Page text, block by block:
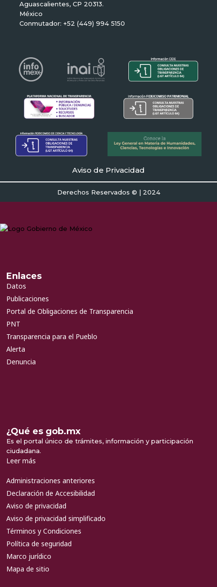
Aguascalientes, CP 20313.
México
Conmutador: +52 (449) 994 5150
Aviso de Privacidad
Derechos Reservados © | 2024
Enlaces
Datos
Publicaciones
Portal de Obligaciones de Transparencia
PNT
Transparencia para el Pueblo
Alerta
Denuncia
¿Qué es gob.mx
Es el portal único de trámites, información y participación
ciudadana.
Leer más
Administraciones anteriores
Declaración de Accesibilidad
Aviso de privacidad
Aviso de privacidad simplificado
Términos y Condiciones
Política de seguridad
Marco jurídico
Mapa de sitio